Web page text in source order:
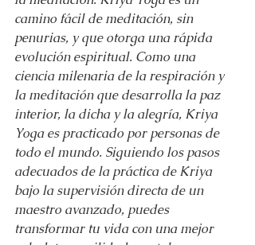
camino fácil de meditación, sin
penurias, y que otorga una rápida
evolución espiritual. Como una
ciencia milenaria de la respiración y
la meditación que desarrolla la paz
interior, la dicha y la alegría, Kriya
Yoga es practicado por personas de
todo el mundo. Siguiendo los pasos
adecuados de la práctica de Kriya
bajo la supervisión directa de un
maestro avanzado, puedes
transformar tu vida con una mejor